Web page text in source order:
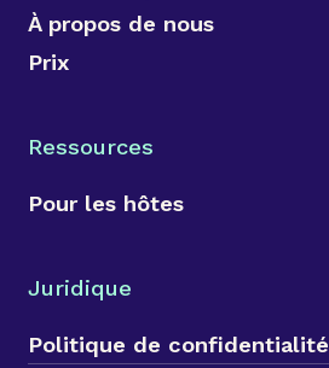
À propos de nous
Prix
Ressources
Pour les hôtes
Juridique
Politique de confidentialité